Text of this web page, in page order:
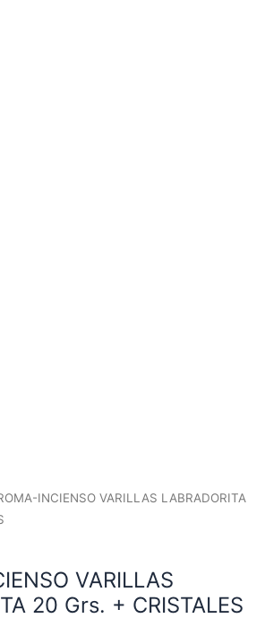
INCIENSO VARILLAS LABRADORITA
VARILLAS
20 Grs. + CRISTALES